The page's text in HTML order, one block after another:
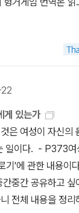
내놓다 보니, 그
이 사용하며 말 그
보기>(이영철 엮
라는 장에 손택의
을 수정한다
and Poetics of
Routledge,
적에 따르면 '캠프
에, 손택이 그 본
에 대해 동성애자
유의 노래 제목이
의 경우 국내 초역
음)잠자냥이 고
, <나는 고백한다
고의 문학 작품이
하는 독자가 이 책
질 정도’라고 쓴
, 서사 기법, 주제
사막><나는 고백
타타르인의 사막>
하면서 여러 번 되
이 말하고자 하는
싶어졌기 때문이다.
한달 살기>는 왜
. 어쨌든 내 삶의
한달 살기 사서 어
노이>를 본 탓이리
이 다 너무 좋아서
무곳이나 꺼내서
겨 보면서 내가
가본 데가 이렇게
다. 하노이.. 너는
카시를 다 읽어보
게 있는가
은 여성이 자신의
일이다. - P373여
기'에 관한 내용이
중간 공유하고 싶
전체 내용을 정리